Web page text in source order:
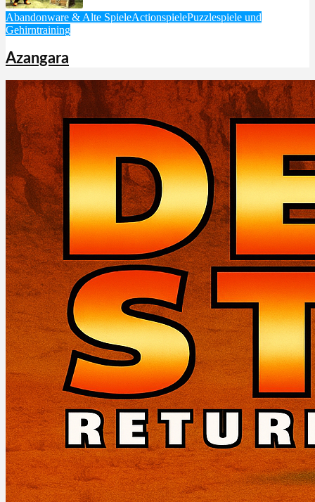
Abandonware & Alte SpieleActionspielePuzzlespiele und
Gehirntraining
Azangara